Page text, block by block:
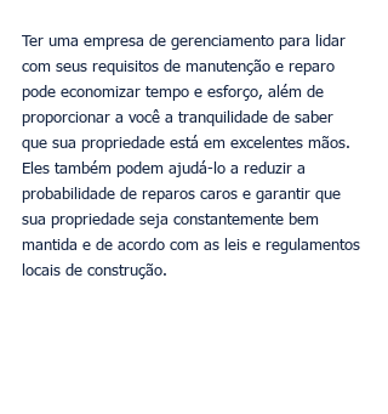
Ter uma empresa de gerenciamento para lidar
com seus requisitos de manutenção e reparo
pode economizar tempo e esforço, além de
proporcionar a você a tranquilidade de saber
que sua propriedade está em excelentes mãos.
Eles também podem ajudá-lo a reduzir a
probabilidade de reparos caros e garantir que
sua propriedade seja constantemente bem
mantida e de acordo com as leis e regulamentos
locais de construção.